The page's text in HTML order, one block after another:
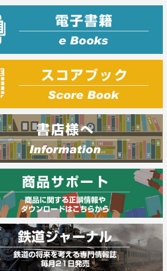
司法書士・社労士
行政書士・宅建
FP
衛生管理・運行管理
建築・土木
電気・危険物
調理師
スキル・キャリアアップ
危険物取扱者
消防設備士
登録販売者
その他資格試験
プラチナダイアリー プレステージ